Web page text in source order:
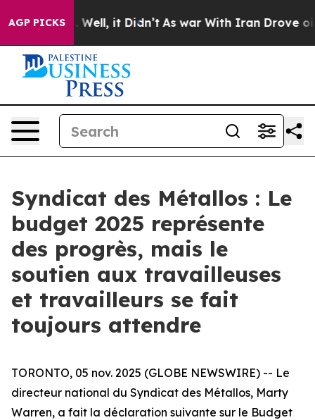
AGP PICKS
40%. Well, it Didn’t As war With Iran Drove oil
Syndicat des Métallos : Le
budget 2025 représente
des progrès, mais le
soutien aux travailleuses
et travailleurs se fait
toujours attendre
TORONTO, 05 nov. 2025 (GLOBE NEWSWIRE) -- Le
directeur national du Syndicat des Métallos, Marty
Warren, a fait la déclaration suivante sur le Budget